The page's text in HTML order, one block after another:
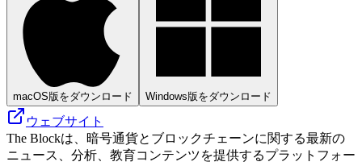
macOS版をダウンロード Windows版をダウンロード
ウェブサイト
The Blockは、暗号通貨とブロックチェーンに関する最新の
ニュース、分析、教育コンテンツを提供するプラットフォー